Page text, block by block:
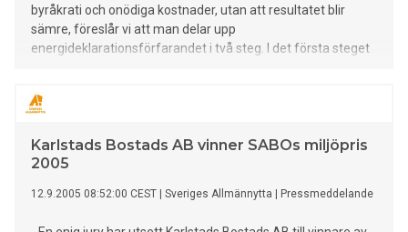
byråkrati och onödiga kostnader, utan att resultatet blir
sämre, föreslår vi att man delar upp
energideklarationsförfarandet i två steg. I det första steget
bra behöver inte besiktigas för att få en ener
Karlstads Bostads AB vinner SABOs miljöpris
2005
12.9.2005 08:52:00 CEST Sveriges Allmännytta Pressmeddelande